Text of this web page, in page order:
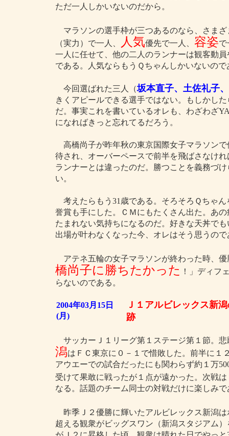
ただ一人しかいないのだから。
マラソンの選手枠が三つあるのなら、さま
（実力）で一人、
人気優先で一人、 容姿で
一人に任せて、他の二人のランナーは観客動
である。人気ならもうＱちゃんしかいないので
今回選ばれた三人（坂本直子、土佐礼子
きくアピールできる選手ではない。もしかし
だ。事実これを書いているオレも、わざわざ
になればきっと忘れてるだろう。
高橋尚子が昨年秋の東京国際女子マラソン
待され、オーバーペースで前半を飛ばさなけ
ランナーとは違ったのだ。勝つことを義務づ
い。
考えたらもう31歳である。そろそろＱちゃ
誉賞も手にした。ＣＭにもたくさん出た。あ
たまれない気持ちになるのだ。好きな天丼で
出場が叶わなくなった今、オレはそう思うので
アテネ五輪の女子マラソンが終わった時、
橋尚子に勝ちたかった
！」ディフ
らないのである。
2004年03月15日
(月)
Ｊ１アルビレックス新
跡
サッカーＪ１リーグ第１ステージ第１節。
潟はＦＣ東京に０－１で惜敗した。前半に１
アウエーでの試合だったにも関わらず約１万
受けて果敢に戦ったが１点が遠かった。次戦
なる。話題のチーム同士の対戦だけに楽しみで
昨季Ｊ２優勝に輝いたアルビレックス新潟は
超える観衆がビッグスワン（新潟スタジアム